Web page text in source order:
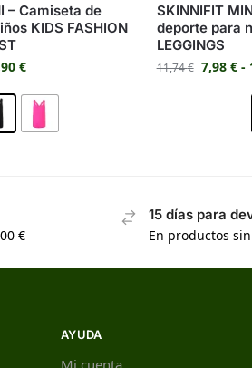
– Camiseta de
KIDS FASHION
€
SKINNIFIT
deporte para
LEGGINGS
11,74€ 7,98 € -
€
15 días para
En productos
AYUDA